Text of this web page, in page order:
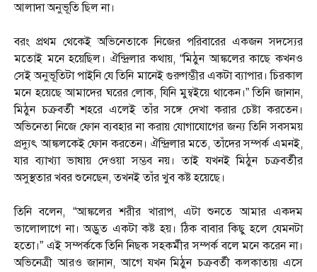
আলাদা অনুভূতি ছিল না।
বরং প্রথম থেকেই অভিনেতাকে নিজের পরিবারের একজন সদস্যের
মতোই মনে হয়েছিল। ঐন্দ্রিলার কথায়, “মিঠুন আঙ্কলের কাছে কখনও
সেই অনুভূতিটা পাইনি যে তিনি মানেই গুরুগম্ভীর একটা ব্যাপার। চিরকাল
মনে হয়েছে আমাদের ঘরের লোক, যিনি মুম্বইয়ে থাকেন।” তিনি জানান,
মিঠুন চক্রবর্তী শহরে এলেই তাঁর সঙ্গে দেখা করার চেষ্টা করতেন।
অভিনেতা নিজে ফোন ব্যবহার না করায় যোগাযোগের জন্য তিনি সবসময়
প্রদ্যুৎ আঙ্কলকেই ফোন করতেন। ঐন্দ্রিলার মতে, তাঁদের সম্পর্ক এমনই,
যার ব্যাখ্যা ভাষায় দেওয়া সম্ভব নয়। তাই যখনই মিঠুন চক্রবর্তীর
অসুস্থতার খবর শুনেছেন, তখনই তাঁর খুব কষ্ট হয়েছে।
তিনি বলেন, “আঙ্কলের শরীর খারাপ, এটা শুনতে আমার একদম
ভালোলাগে না। অদ্ভুত একটা কষ্ট হয়। ঠিক বাবার কিছু হলে যেমনটা
হতো।” এই সম্পর্ককে তিনি নিছক সহকর্মীর সম্পর্ক বলে মনে করেন না।
অভিনেত্রী আরও জানান, আগে যখন মিঠুন চক্রবর্তী কলকাতায় এসে